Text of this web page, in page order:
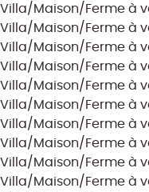
Villa/Maison/Ferme à
Villa/Maison/Ferme à
Villa/Maison/Ferme à
Villa/Maison/Ferme à
Villa/Maison/Ferme à
Villa/Maison/Ferme à
Villa/Maison/Ferme à
Villa/Maison/Ferme à
Villa/Maison/Ferme à
Villa/Maison/Ferme à